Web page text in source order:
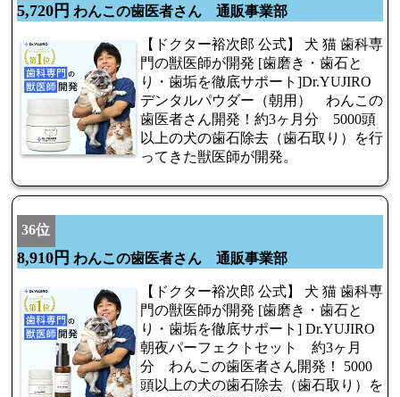
5,720円 わんこの歯医者さん 通販事業部
【ドクター裕次郎 公式】 犬 猫 歯科専
門の獣医師が開発 [歯磨き・歯石と
り・歯垢を徹底サポート]Dr.YUJIRO
デンタルパウダー（朝用） わんこの
歯医者さん開発！約3ヶ月分 5000頭
以上の犬の歯石除去（歯石取り）を行
ってきた獣医師が開発。
36位
8,910円 わんこの歯医者さん 通販事業部
【ドクター裕次郎 公式】 犬 猫 歯科専
門の獣医師が開発 [歯磨き・歯石と
り・歯垢を徹底サポート] Dr.YUJIRO
朝夜パーフェクトセット 約3ヶ月
分 わんこの歯医者さん開発！ 5000
頭以上の犬の歯石除去（歯石取り）を